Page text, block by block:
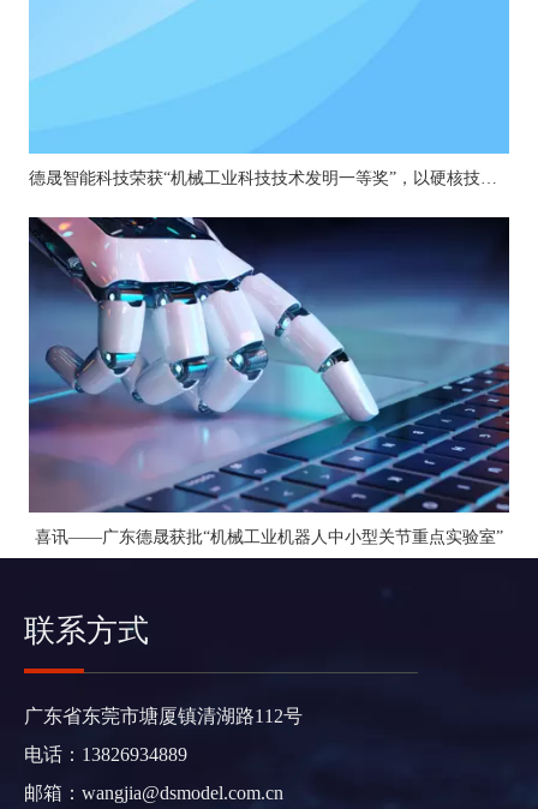
喜讯——广东德晟获批“机械工业机器人中小型关节重点实验室”
联系方式
广东省东莞市塘厦镇清湖路112号
电话：13826934889
邮箱： wangjia@dsmodel.com.cn